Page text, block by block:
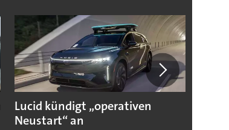
Lucid kündigt „operativen
Neustart“ an